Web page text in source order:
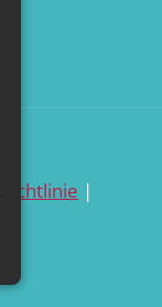
richtlinie |